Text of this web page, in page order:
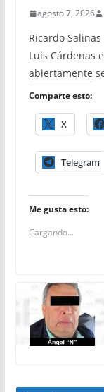
agosto 7, 2026
Ricardo
Luis Cárdenas
abiertamente
Comparte esto:
X
Telegram
Me gusta esto:
Cargando...